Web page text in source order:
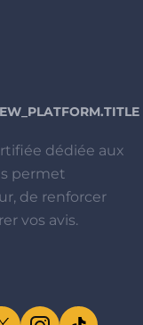
dédiée aux
permet
de renforcer
vos avis.